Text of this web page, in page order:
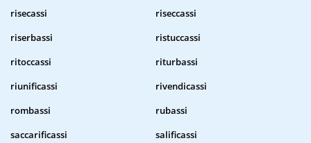
risecassi
riseccassi
riserbassi
ristuccassi
ritoccassi
riturbassi
riunificassi
rivendicassi
rombassi
rubassi
saccarificassi
salificassi